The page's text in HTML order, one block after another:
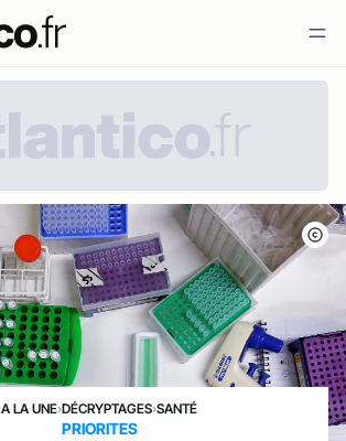
A LA UNE›DÉCRYPTAGES›SANTÉ
PRIORITES